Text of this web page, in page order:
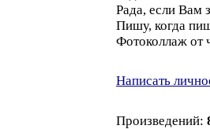
Рада, если Вам
Пишу, когда
Фотоколлаж от
Написать
Произведений: